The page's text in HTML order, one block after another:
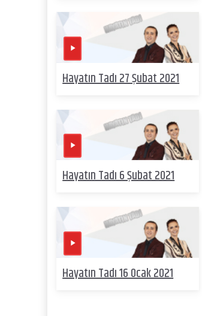
Hayatın Tadı 27 Şubat 2021
Hayatın Tadı 6 Şubat 2021
Hayatın Tadı 16 Ocak 2021